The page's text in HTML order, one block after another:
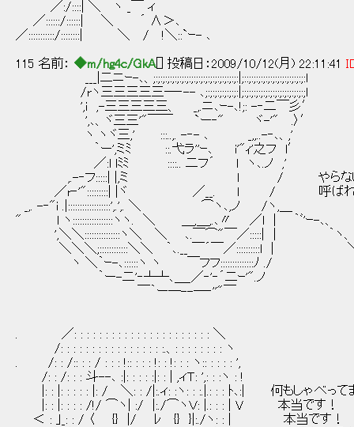
／:/::::| ＼ ヽ _￣ ィ
／::::::/::::::| ＼ ´ ∧＞､
／:::::::::::/::::::::| ＼ / !＼::`ｰ- ､
115 名前： ◆m/hg4c/GkA[] 投稿日：2009/10/12(月) 22:11:41
___|二ニｰ-､、;:;:;:;:;:;:;:;:;:;:;:;:;:;:;:;:;:;:|;::;:;:;:;:;:;:;:;:;:;:;:;:l
/rヽ三三三三三─‐-- ､;:;:;:;:;:;:;:|;:;:;:;:;:;:;:;:;:;:;:;:;:;l
',i ,-三三三三三、 _,.ニ､ｰ-､!;: -‐二￣彡′
',､、ヾ三三'"￣￣ `ー‐" ヾ-'" .〉′
ヽ ヽヾ三,' :::..,. -‐- ､ _,,..-‐､、,'
｀ー',ミﾐ ::.弋ラ''ｰ､ i'"ｨ'之フ l′
／:l lﾐﾐ ::::.. 二フ´ l ヽ､.ノ ,'
,.-‐フ:::::| |,ミ l / やらない夫警部
／r‐'":::::::::| |ヾ ／__. l / 呼ばれたそう
_,. -‐"i .|::::::::::::::::::',.',. ＼ ⌒ヽ､,ノ /ヽ,＿
" l ヽ:::::::::::::::::ヽヽ. ＼ ＿,＿,.､〃 ／l | ｀ﾞ'ｰ-､、
',＼＼:::::::::::::::ヽ＼ ＼ ､.￣⌒"￣／:::::| | ｀ヽ、
＼＼＼;::::::::::::＼＼ ｀､.__ ￣´￣／::::::::::l |
ヽ ＼｀ｰ-､::::::ヽ ヽ ￣フフ::::::::::::::ﾉ ./
｀ー-二'‐┴┴､＿_／‐'‐´二ｰ'".ノ
￣｀ー─--─‐''"￣
. ／: : : : : : : : : : : : : : : : : : : : : : ＼
/: : : : : : : : : : : : : : : : :.、: : : : : : : : ヽ
. /: : /:: : : / : : : !:: : : : !: : !: : : ヽ:: : : : : ',
/: : /: : : 斗--､ :|: : : : :|: : | ,ィＴ: ',: : :ヽ : !
|: : |: : : : : |: / ＼: : /|:.ィ: :ヽ: : :.|.: : : ﾄ､:| 何もしゃべって
|: : |: : : : /!/ ⌒ヽ| :/ |:./⌒ヽＶ: |.: : : | V 本当です！
＜ : ｣_: : / 〈 {} |/ ﾚ {} }|:./ヽ: : | 本当です！